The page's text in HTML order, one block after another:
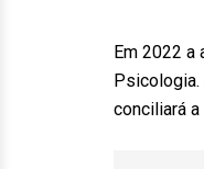
Em 2022 a
Psicologia.
conciliará